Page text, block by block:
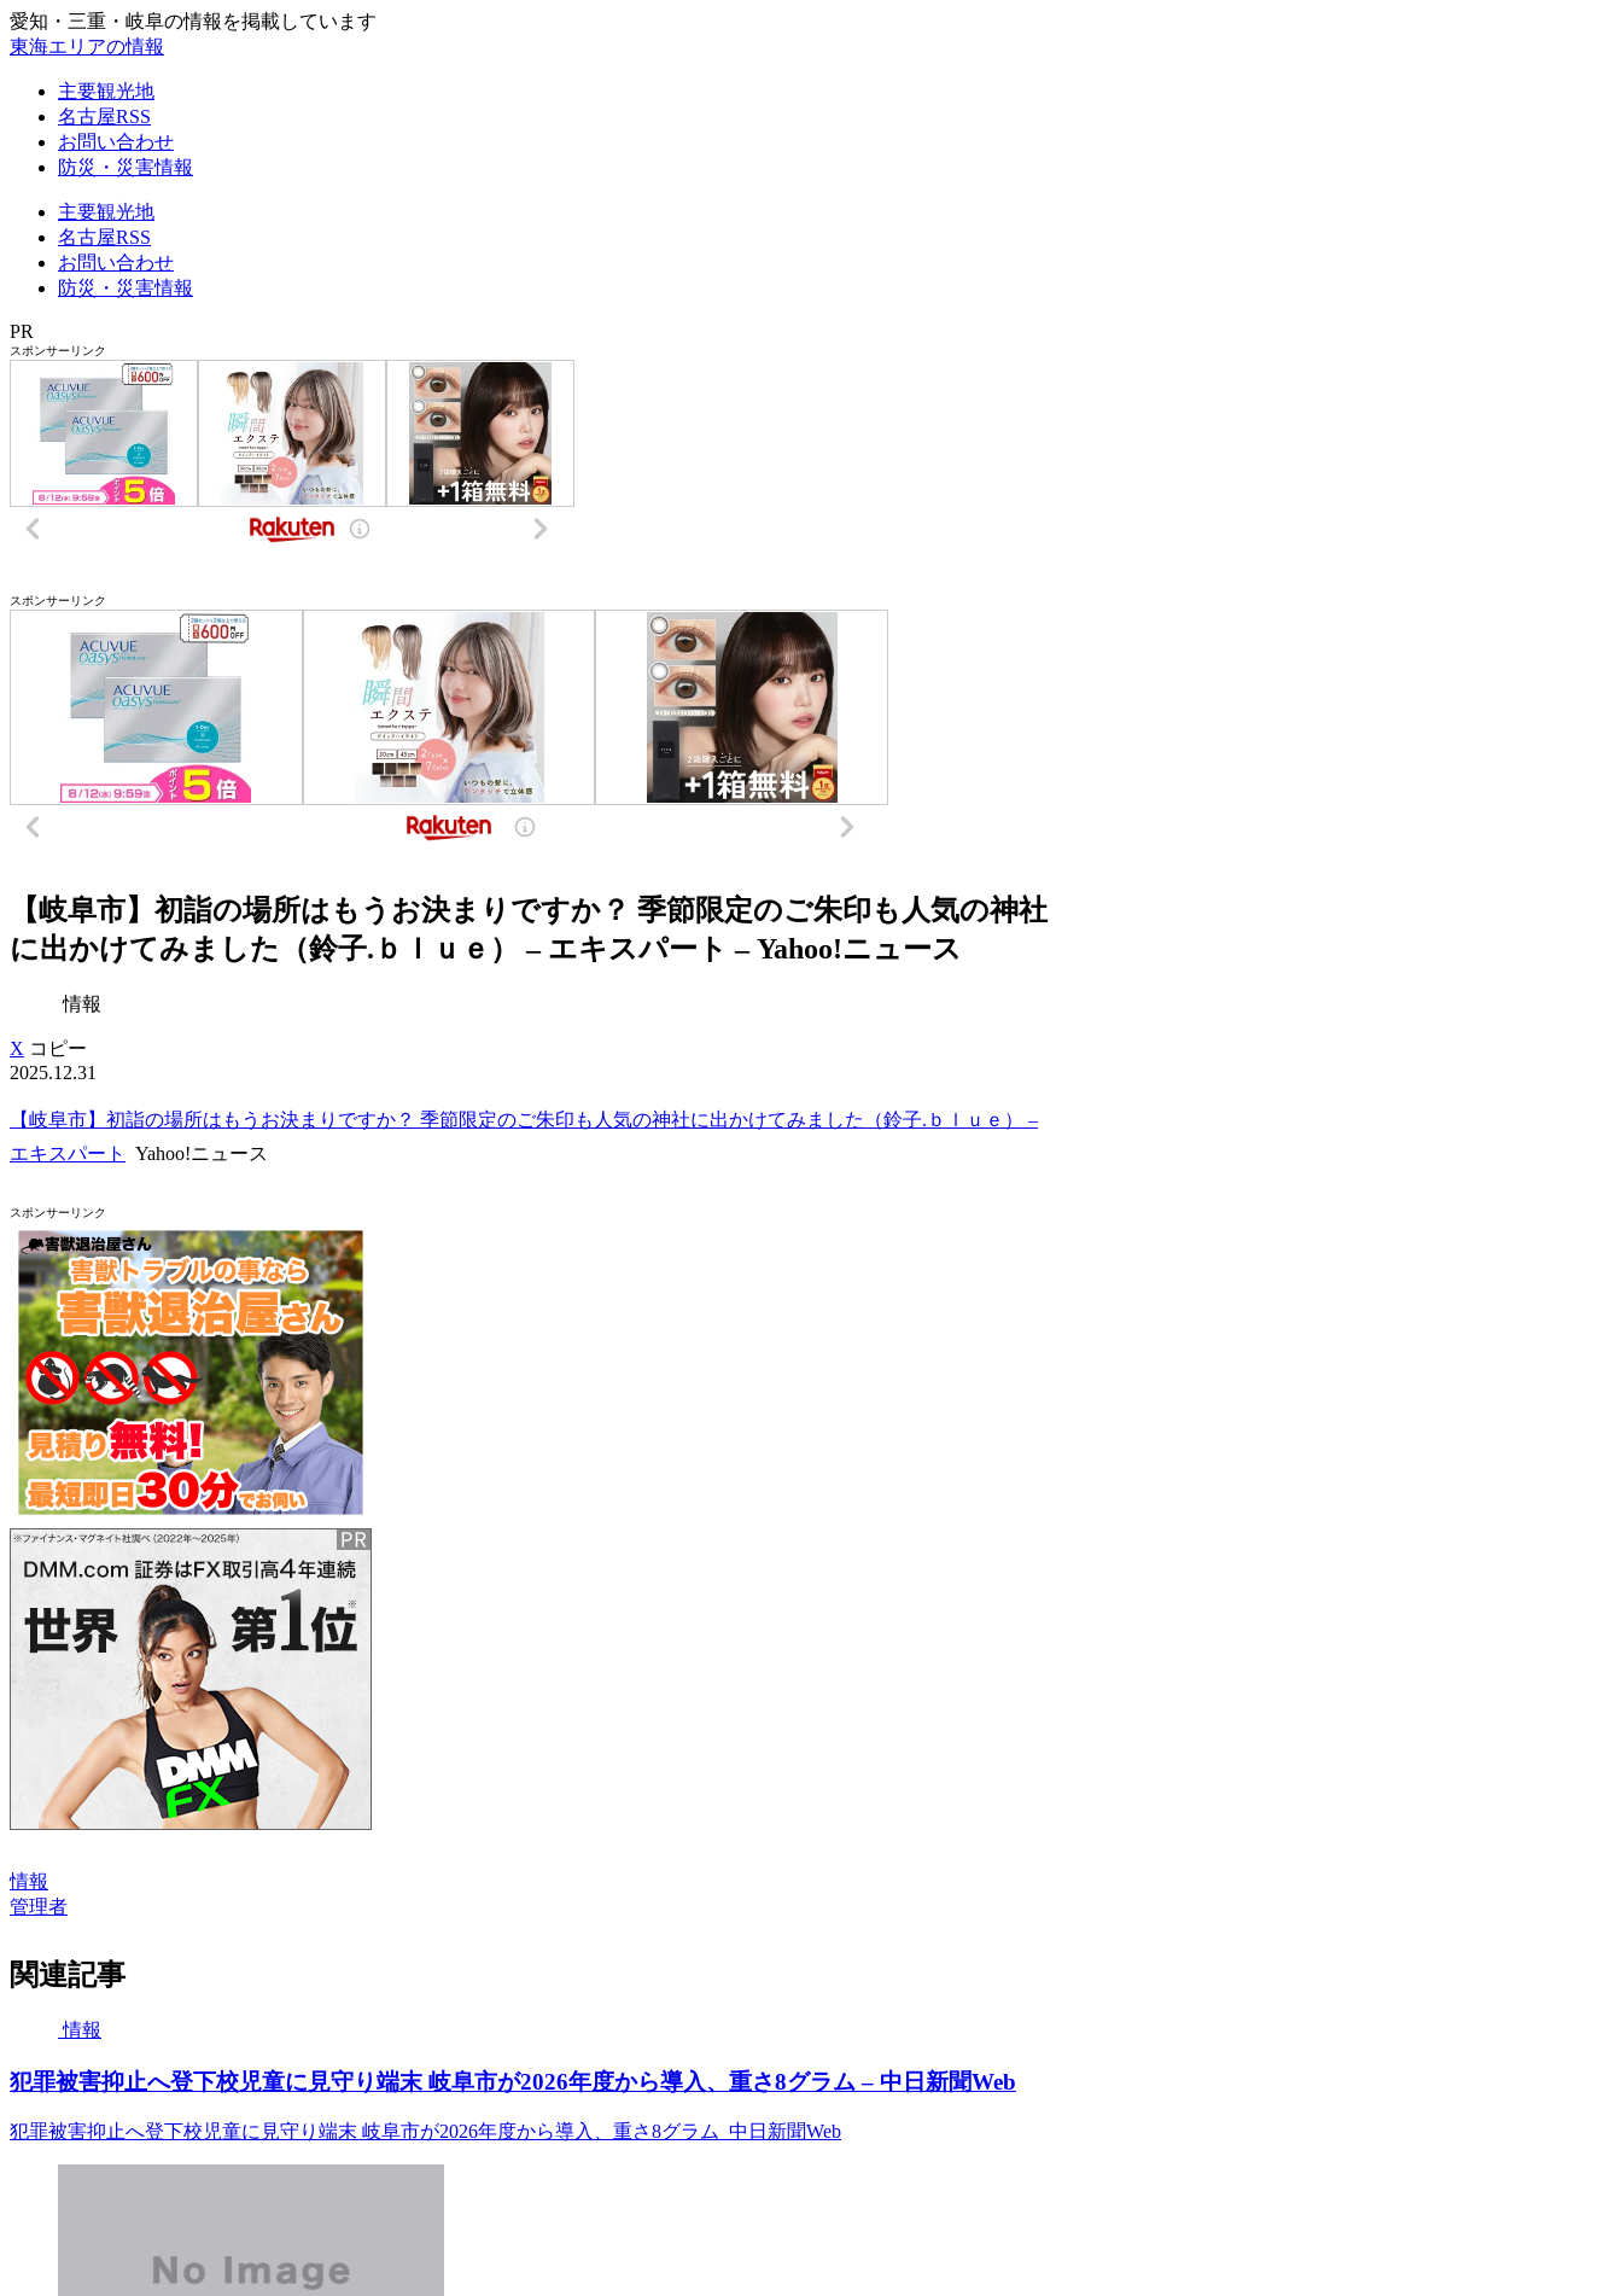
愛知・三重・岐阜の情報を掲載しています
東海エリアの情報
主要観光地
名古屋RSS
お問い合わせ
防災・災害情報
主要観光地
名古屋RSS
お問い合わせ
防災・災害情報
PR
スポンサーリンク
スポンサーリンク
【岐阜市】初詣の場所はもうお決まりですか？ 季節限定のご朱印も人気の神社
に出かけてみました（鈴子.ｂｌｕｅ） – エキスパート – Yahoo!ニュース
情報
X コピー
2025.12.31
【岐阜市】初詣の場所はもうお決まりですか？ 季節限定のご朱印も人気の神社に出かけてみました（鈴子.ｂｌｕｅ） –
エキスパート
Yahoo!ニュース
スポンサーリンク
情報
管理者
関連記事
情報
犯罪被害抑止へ登下校児童に見守り端末 岐阜市が2026年度から導入、重さ8グラム – 中日新聞Web
犯罪被害抑止へ登下校児童に見守り端末 岐阜市が2026年度から導入、重さ8グラム 中日新聞Web